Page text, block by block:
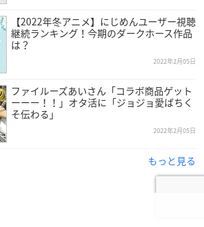
【2022年冬アニメ】にじめんユーザー視聴
継続ランキング！今期のダークホース作品
は？
2022年2月05日
ファイルーズあいさん「コラボ商品ゲット
ーーー！！」オタ活に「ジョジョ愛ばちく
そ伝わる」
2022年2月05日
もっと見る